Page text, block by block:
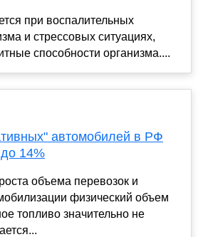
при воспалительных
и стрессовых ситуациях,
способности организма....
автомобилей в РФ
14%
объема перевозок и
физический объем
топливо значительно не